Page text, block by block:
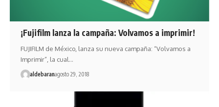
¡Fujifilm lanza la campaña: Volvamos a imprimir!
FUJIFILM de México, lanza su nueva campaña: “Volvamos a
Imprimir”, la cual…
aldebaranagosto 29, 2018